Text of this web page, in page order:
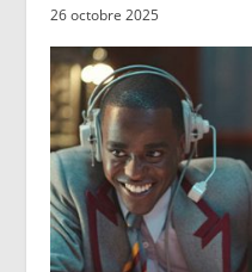
26 octobre 2025